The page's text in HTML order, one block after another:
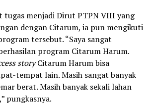
tugas menjadi Dirut PTPN VIII yang
dengan Citarum, ia pun mengikuti
tersebut. “Saya sangat
program Citarum Harum.
storyCitarum Harum bisa
tempat lain. Masih sangat banyak
berat. Masih banyak sekali lahan
pungkasnya.